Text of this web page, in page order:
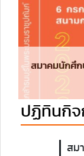
สมาคมนักศึก
ปฏิทินกิจ
สม